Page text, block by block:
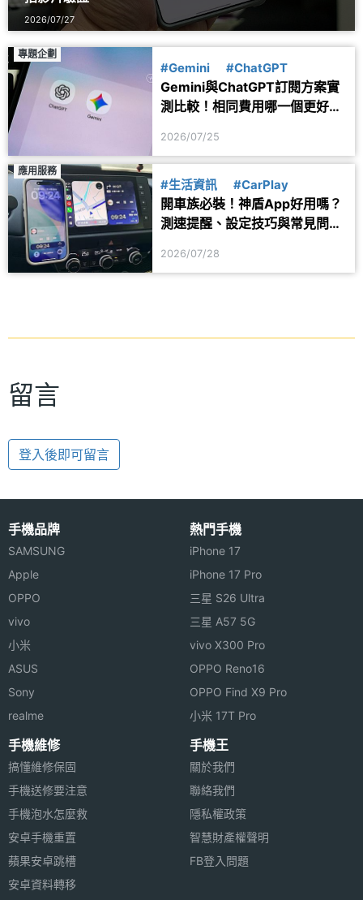
2026/07/27
專題企劃
#Gemini #ChatGPT
Gemini與ChatGPT訂閱方案實
測比較！相同費用哪一個更好
2026/07/25
應用服務
#生活資訊 #CarPlay
開車族必裝！神盾App好用嗎？
測速提醒、設定技巧與常見問題
2026/07/28
留言
登入後即可留言
手機品牌
SAMSUNG
Apple
OPPO
vivo
小米
ASUS
Sony
realme
熱門手機
iPhone 17
iPhone 17 Pro
三星 S26 Ultra
三星 A57 5G
vivo X300 Pro
OPPO Reno16
OPPO Find X9 Pro
小米 17T Pro
手機維修
搞懂維修保固
手機送修要注意
手機泡水怎麼救
安卓手機重置
蘋果安卓跳槽
安卓資料轉移
手機王
關於我們
聯絡我們
隱私權政策
智慧財產權聲明
FB登入問題